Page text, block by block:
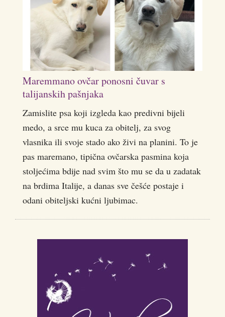
Maremmano ovčar ponosni čuvar s
talijanskih pašnjaka
Zamislite psa koji izgleda kao predivni bijeli
medo, a srce mu kuca za obitelj, za svog
vlasnika ili svoje stado ako živi na planini. To je
pas maremano, tipična ovčarska pasmina koja
stoljećima bdije nad svim što mu se da u zadatak
na brdima Italije, a danas sve češće postaje i
odani obiteljski kućni ljubimac.